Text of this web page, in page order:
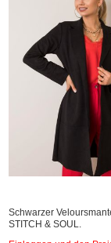
Schwarzer
STITCH & SOUL.